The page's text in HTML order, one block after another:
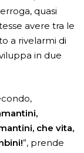
quasi
avere tra le
a rivelarmi di
in due
che vita,
”, prende